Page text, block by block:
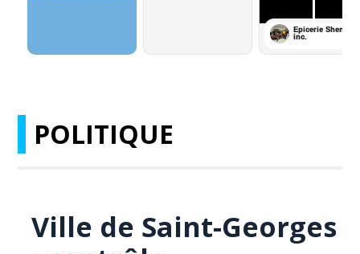
POLITIQUE
Ville de Saint-Georges